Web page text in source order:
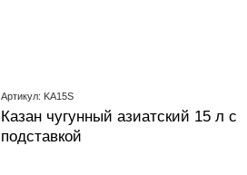
Артикул: KA15S
Казан чугунный азиатский 15 л с
подставкой